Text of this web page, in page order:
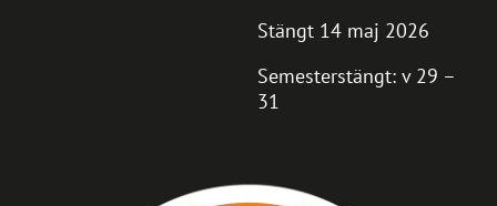
Stängt 14 maj 2026
Semesterstängt: v 29 –
31